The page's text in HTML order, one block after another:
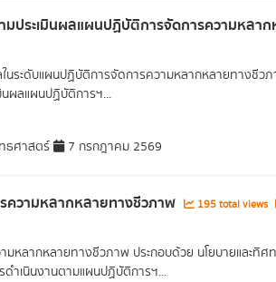
ประเมินผลแผนปฏิบัติการจัดการความหลา
ในระดับแผนปฏิบัติการจัดการความหลากหลายทางชี
นผลแผนปฏิบัติการฯ...
ธศาสตร์ 7 กรกฎาคม 2569
ความหลากหลายทางชีวภาพ 195 total views
หลากหลายทางชีวภาพ ประกอบด้วย นโยบายและทิศ
ดำเนินงานตามแผนปฏิบัติการฯ...